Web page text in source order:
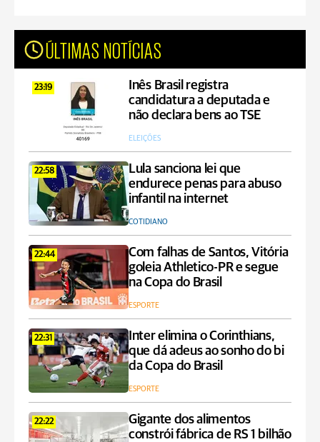
ÚLTIMAS NOTÍCIAS
23:19
Inês Brasil registra
candidatura a deputada e
não declara bens ao TSE
ELEIÇÕES
22:58
Lula sanciona lei que
endurece penas para abuso
infantil na internet
COTIDIANO
22:44
Com falhas de Santos, Vitória
goleia Athletico-PR e segue
na Copa do Brasil
ESPORTE
22:31
Inter elimina o Corinthians,
que dá adeus ao sonho do bi
da Copa do Brasil
ESPORTE
22:22
Gigante dos alimentos
constrói fábrica de RS 1 bilhão